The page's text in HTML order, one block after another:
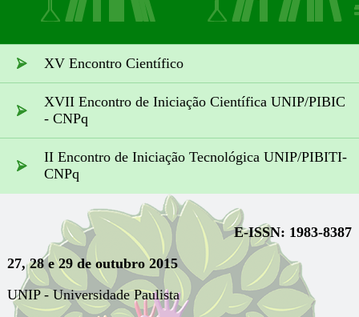
XV Encontro Científico
XVII Encontro de Iniciação Científica UNIP/PIBIC
- CNPq
II Encontro de Iniciação Tecnológica UNIP/PIBITI-
CNPq
E-ISSN: 1983-8387
27, 28 e 29 de outubro 2015
UNIP - Universidade Paulista